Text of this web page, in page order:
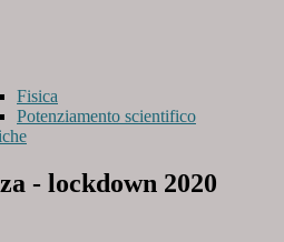
Fisica
Potenziamento scientifico
- lockdown 2020